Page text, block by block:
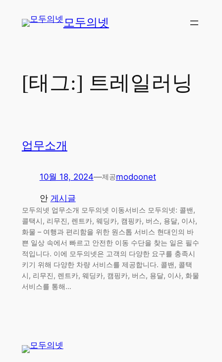
모두의넷
[태그:] 트레일러닝
업무소개
10월 18, 2024—제공modoonet
안 게시글
모두의넷 업무소개 모두의넷 이동서비스 모두의넷: 콜밴,
콜택시, 리무진, 렌트카, 웨딩카, 캠핑카, 버스, 용달, 이사,
화물 – 여행과 편리함을 위한 원스톱 서비스 현대인의 바
쁜 일상 속에서 빠르고 안전한 이동 수단을 찾는 일은 필수
적입니다. 이에 모두의넷은 고객의 다양한 요구를 충족시
키기 위해 다양한 차량 서비스를 제공합니다. 콜밴, 콜택
시, 리무진, 렌트카, 웨딩카, 캠핑카, 버스, 용달, 이사, 화물
서비스를 통해…